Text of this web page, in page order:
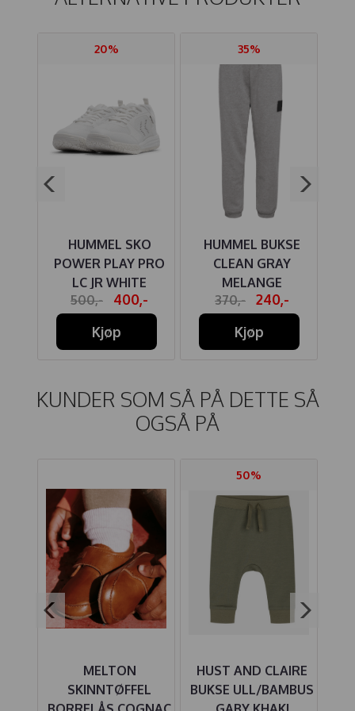
20%
HUMMEL SKO
POWER PLAY PRO
LC JR WHITE
500,-
400,-
Kjøp
35%
HUMMEL BUKSE
CLEAN GRAY
MELANGE
370,-
240,-
Kjøp
KUNDER SOM SÅ PÅ DETTE SÅ
OGSÅ PÅ
MELTON
SKINNTØFFEL
50%
HUST AND CLAIRE
BUKSE ULL/BAMBUS